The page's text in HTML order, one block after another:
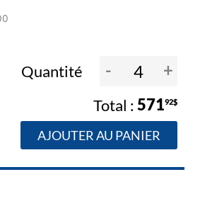
Quantité - +
57192$
AJOUTER AU PANIER